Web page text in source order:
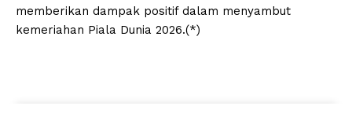
memberikan dampak positif dalam menyambut
kemeriahan Piala Dunia 2026.(*)